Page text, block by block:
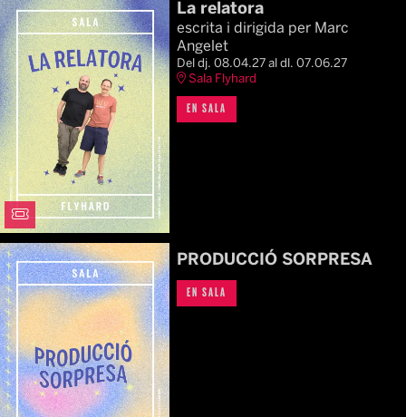
La relatora
escrita i dirigida per Marc
Angelet
Del dj. 08.04.27al dl. 07.06.27
Sala Flyhard
EN SALA
PRODUCCIÓ SORPRESA
EN SALA